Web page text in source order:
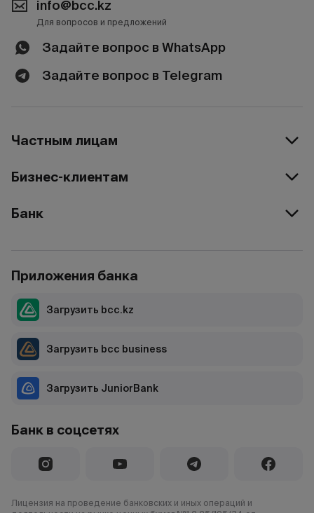
info@bcc.kz
Для вопросов и предложений
Задайте вопрос в WhatsApp
Задайте вопрос в Telegram
Частным лицам
Бизнес-клиентам
Банк
Банк в соцсетях
Приложения банка
Загрузить bcc.kz
Загрузить bcc business
Загрузить JuniorBank
Лицензия на проведение банковских и иных операций и